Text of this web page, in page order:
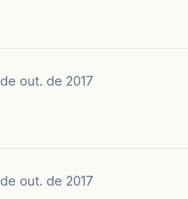
out. de 2017
out. de 2017